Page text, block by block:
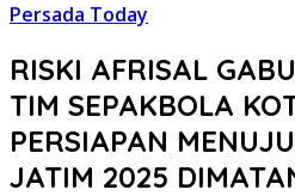
Persada Today
RISKI AFRISAL
TIM SEPAKBOLA
PERSIAPAN
JATIM 2025